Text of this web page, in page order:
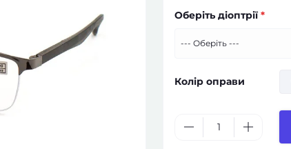
Оберіть діоптрії*
Колір оправи